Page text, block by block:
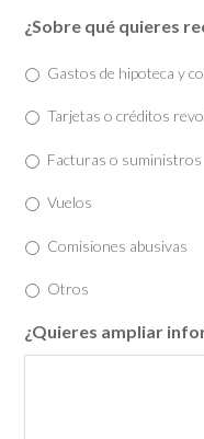
¿Sobre qué quieres
Gastos de hipoteca y
Tarjetas o créditos
Facturas o suministros
Vuelos
Comisiones abusivas
Otros
¿Quieres ampliar